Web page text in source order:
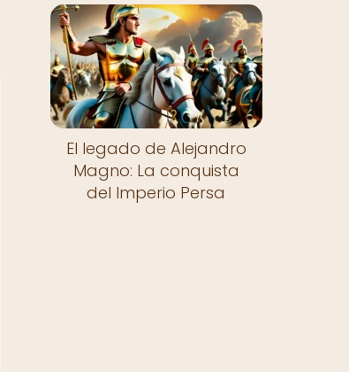
El legado de Alejandro
Magno: La conquista
del Imperio Persa